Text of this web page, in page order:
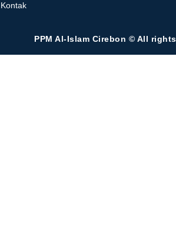
Kontak
PPM Al-Islam Cirebon © All